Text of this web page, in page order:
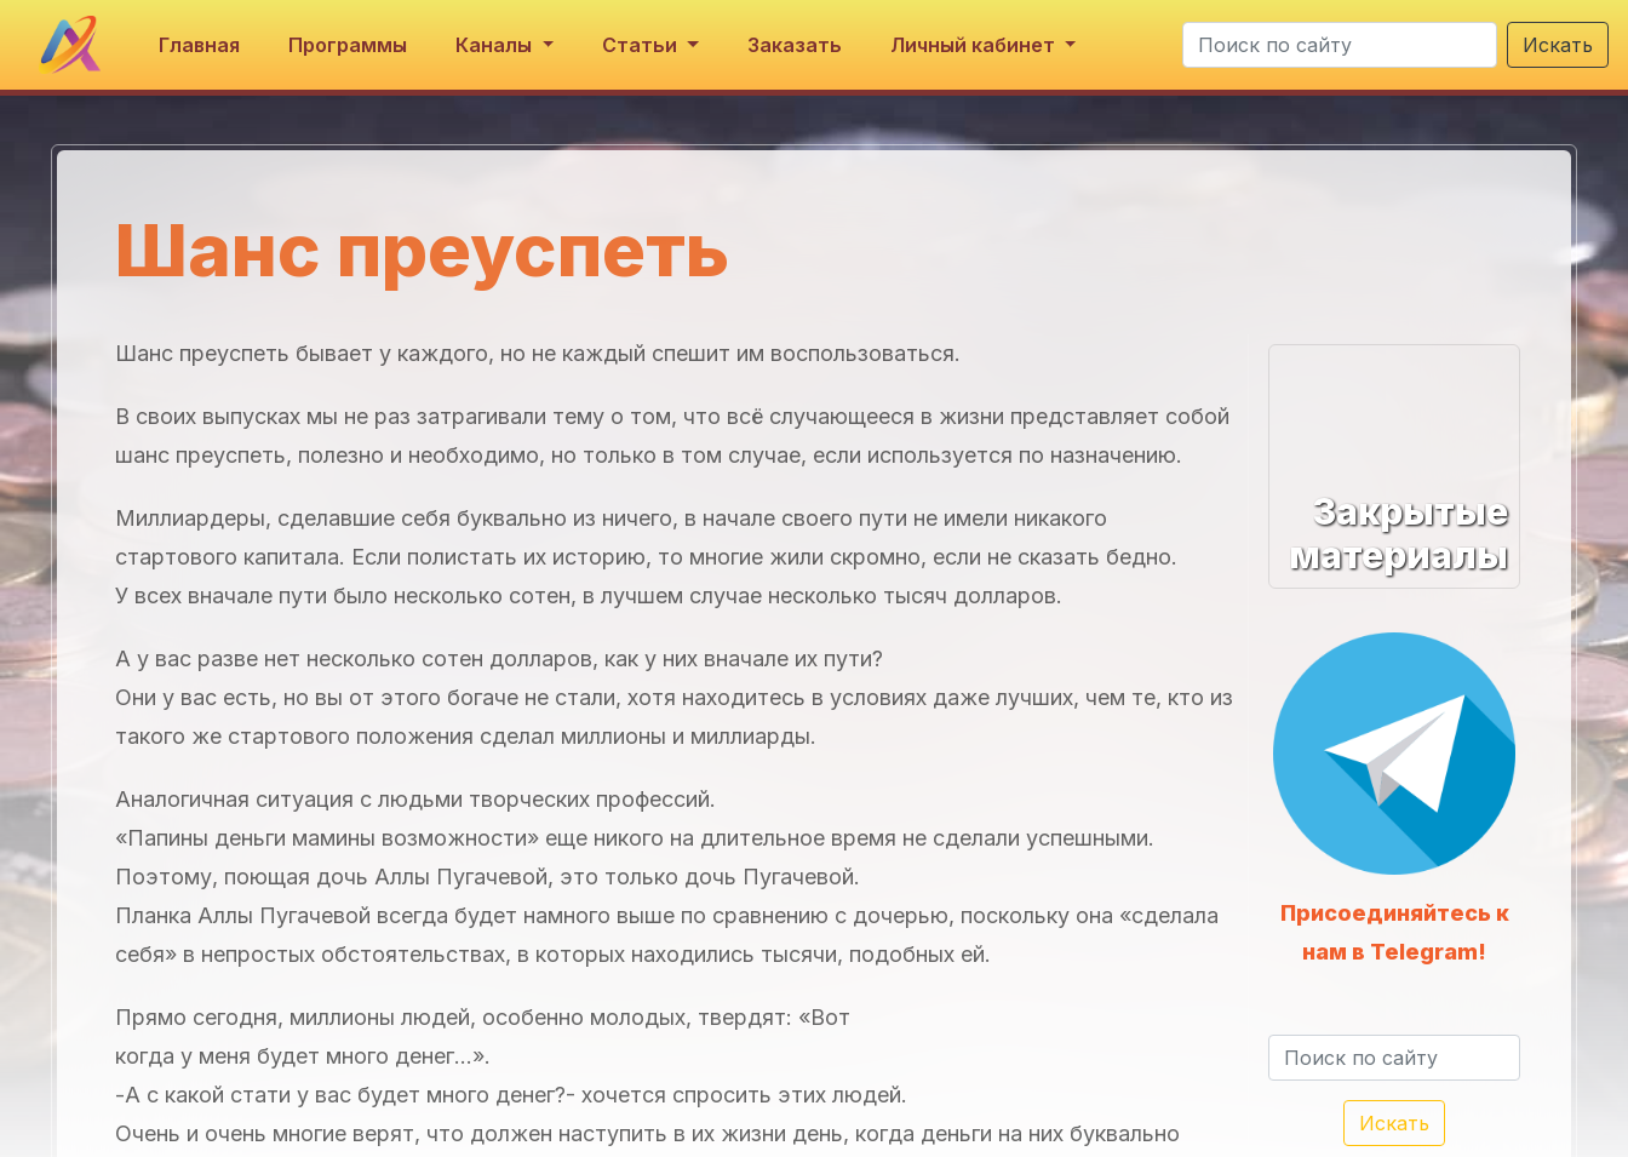
Главная Программы Каналы Статьи Заказать Личный кабинет Искать
Шанс преуспеть
Шанс преуспеть бывает у каждого, но не каждый спешит им воспользоваться.
В своих выпусках мы не раз затрагивали тему о том, что всё случающееся в жизни представляет собой
шанс преуспеть, полезно и необходимо, но только в том случае, если используется по назначению.
Миллиардеры, сделавшие себя буквально из ничего, в начале своего пути не имели никакого
стартового капитала. Если полистать их историю, то многие жили скромно, если не сказать бедно.
У всех вначале пути было несколько сотен, в лучшем случае несколько тысяч долларов.
А у вас разве нет несколько сотен долларов, как у них вначале их пути?
Они у вас есть, но вы от этого богаче не стали, хотя находитесь в условиях даже лучших, чем те, кто из
такого же стартового положения сделал миллионы и миллиарды.
Аналогичная ситуация с людьми творческих профессий.
«Папины деньги мамины возможности» еще никого на длительное время не сделали успешными.
Поэтому, поющая дочь Аллы Пугачевой, это только дочь Пугачевой.
Планка Аллы Пугачевой всегда будет намного выше по сравнению с дочерью, поскольку она «сделала
себя» в непростых обстоятельствах, в которых находились тысячи, подобных ей.
Прямо сегодня, миллионы людей, особенно молодых, твердят: «Вот
когда у меня будет много денег…».
-А с какой стати у вас будет много денег?- хочется спросить этих людей.
Очень и очень многие верят, что должен наступить в их жизни день, когда деньги на них буквально
Закрытые
материалы
Присоединяйтесь к
нам в Telegram!
Искать